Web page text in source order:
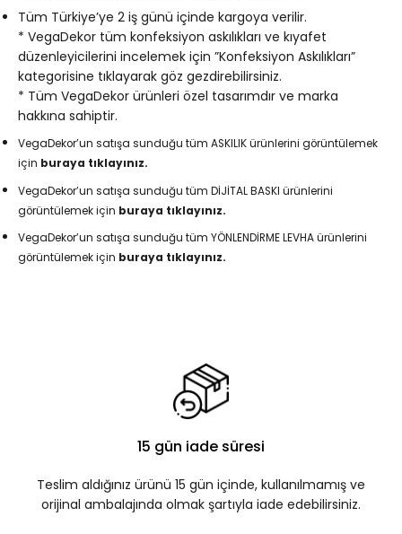
Tüm Türkiye’ye 2 iş günü içinde kargoya verilir.
* VegaDekor tüm konfeksiyon askılıkları ve kıyafet
düzenleyicilerini incelemek için ”Konfeksiyon Askılıkları”
kategorisine tıklayarak göz gezdirebilirsiniz.
* Tüm VegaDekor ürünleri özel tasarımdır ve marka
hakkına sahiptir.
VegaDekor’un satışa sunduğu tüm ASKILIK ürünlerini görüntülemek
için buraya tıklayınız.
VegaDekor’un satışa sunduğu tüm DİJİTAL BASKI ürünlerini
görüntülemek için buraya tıklayınız.
VegaDekor’un satışa sunduğu tüm YÖNLENDİRME LEVHA ürünlerini
görüntülemek için buraya tıklayınız.
15 gün iade süresi
Teslim aldığınız ürünü 15 gün içinde, kullanılmamış ve
orijinal ambalajında olmak şartıyla iade edebilirsiniz.